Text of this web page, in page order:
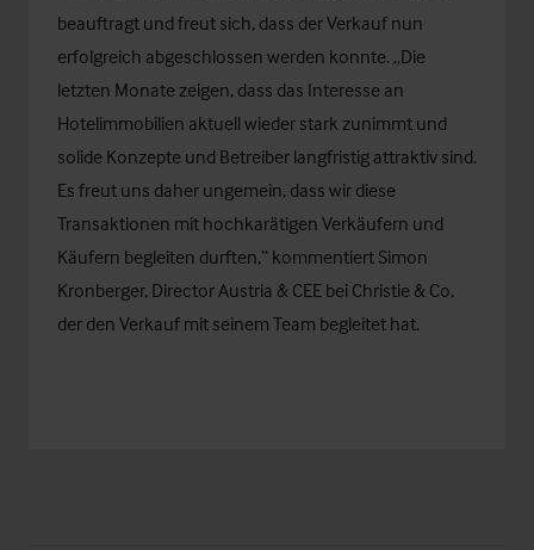
beauftragt und freut sich, dass der Verkauf nun
erfolgreich abgeschlossen werden konnte. „Die
letzten Monate zeigen, dass das Interesse an
Hotelimmobilien aktuell wieder stark zunimmt und
solide Konzepte und Betreiber langfristig attraktiv sind.
Es freut uns daher ungemein, dass wir diese
Transaktionen mit hochkarätigen Verkäufern und
Käufern begleiten durften,“ kommentiert Simon
Kronberger, Director Austria & CEE bei Christie & Co,
der den Verkauf mit seinem Team begleitet hat.